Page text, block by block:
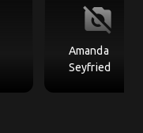
no_photography
Amanda
Seyfried